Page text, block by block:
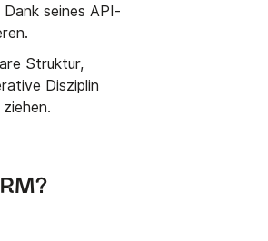
seines API-
Struktur,
Disziplin